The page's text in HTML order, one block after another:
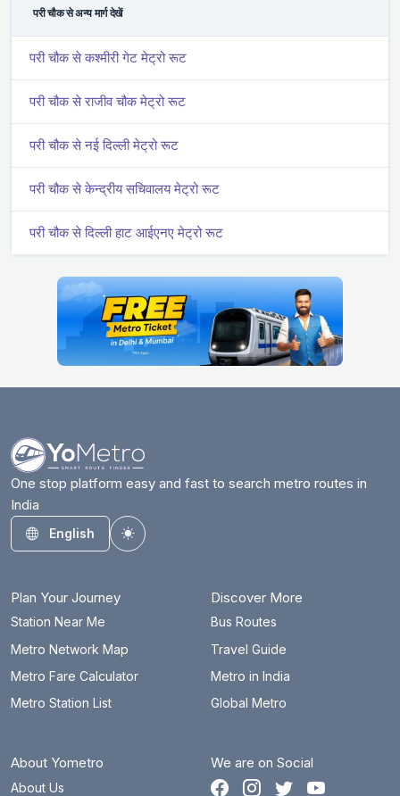
परी चौक से अन्य मार्ग देखें
परी चौक से कश्मीरी गेट मेट्रो रूट
परी चौक से राजीव चौक मेट्रो रूट
परी चौक से नई दिल्ली मेट्रो रूट
परी चौक से केन्द्रीय सचिवालय मेट्रो रूट
परी चौक से दिल्ली हाट आईएनए मेट्रो रूट
One stop platform easy and fast to search metro routes in
India
English
Toggle theme
Plan Your Journey
Station Near Me
Metro Network Map
Metro Fare Calculator
Metro Station List
Discover More
Bus Routes
Travel Guide
Metro in India
Global Metro
About Yometro
About Us
We are on Social